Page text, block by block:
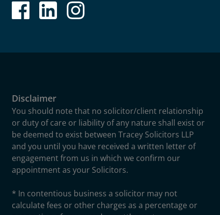
Disclaimer
You should note that no solicitor/client relationship
or duty of care or liability of any nature shall exist or
be deemed to exist between Tracey Solicitors LLP
and you until you have received a written letter of
engagement from us in which we confirm our
appointment as your Solicitors.
* In contentious business a solicitor may not
calculate fees or other charges as a percentage or